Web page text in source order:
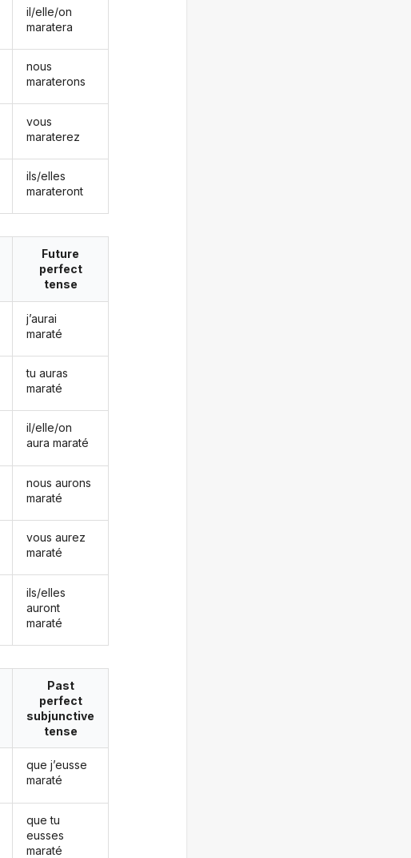
il/elle/on
maratera
nous
maraterons
vous
maraterez
ils/elles
marateront
Future
perfect
tense
j’aurai
maraté
tu auras
maraté
il/elle/on
aura maraté
nous aurons
maraté
vous aurez
maraté
ils/elles
auront
maraté
Past
perfect
subjunctive
tense
que j’eusse
maraté
que tu
eusses
maraté